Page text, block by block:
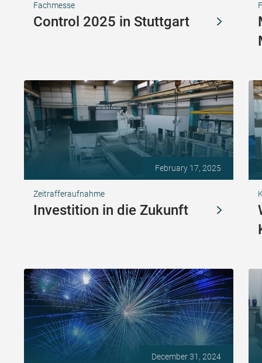
Fachmesse
Control 2025 in Stuttgart
February 17, 2025
Zeitrafferaufnahme
Investition in die Zukunft
December 31, 2024